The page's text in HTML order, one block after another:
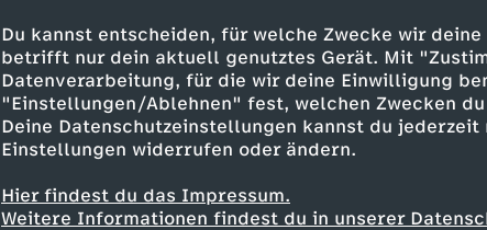
Du kannst entscheiden, für welche Zwecke wir
betrifft nur dein aktuell genutztes Gerät. Mit
Datenverarbeitung, für die wir deine Einwilligung
"Einstellungen/Ablehnen" fest, welchen Zwecken
Deine Datenschutzeinstellungen kannst du
Einstellungen widerrufen oder ändern.
Hier findest du das Impressum.
Weitere Informationen findest du in unserer
moma café: Singersongwriterin Tokunbo
Vor dem Tourstart im September
Moderation 5.30 bis 7.00 Uhr:
P. Wortmann
Moderation 7.00 bis 9.00 Uhr:
M. Meinhardt und D. Hayali